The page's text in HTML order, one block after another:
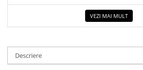
VEZI MAI MULT
Descriere